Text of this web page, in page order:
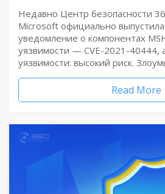
Недавно Центр безопасности
Microsoft официально
уведомление о компонентах
уязвимости — CVE-2021-40444,
уязвимости: высокий риск.
Read More